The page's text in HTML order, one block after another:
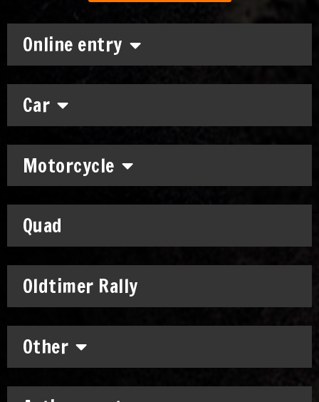
Online entry
Car
Motorcycle
Quad
Oldtimer Rally
Other